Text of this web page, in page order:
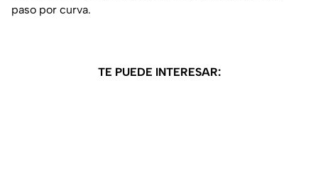
paso por curva.
TE PUEDE INTERESAR: